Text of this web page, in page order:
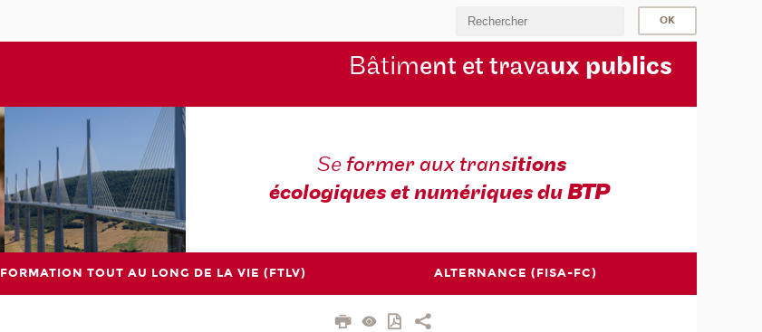
Bâtiment et travaux publics
Se former aux transitions
écologiques et numériques duBTP
FORMATION TOUT AU LONG DE LA VIE (FTLV) ALTERNANCE (FISA-FC)